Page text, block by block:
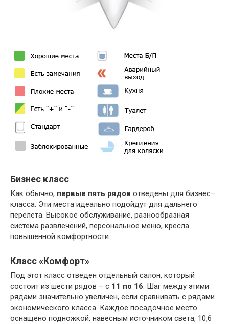
Бизнес класс
Как обычно, первые пять рядов отведены для бизнес–
класса. Эти места идеально подойдут для дальнего
перелета. Высокое обслуживание, разнообразная
система развлечений, персональное меню, кресла
повышенной комфортности.
Класс «Комфорт»
Под этот класс отведен отдельный салон, который
состоит из шести рядов – с 11 по 16. Шаг между этими
рядами значительно увеличен, если сравнивать с рядами
экономического класса. Каждое посадочное место
оснащено подножкой, навесным источником света, 10,6